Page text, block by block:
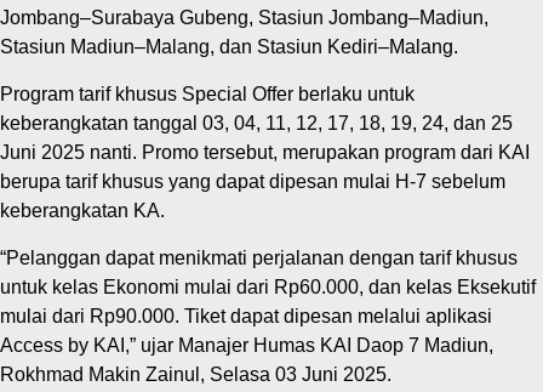
Jombang–Surabaya Gubeng, Stasiun Jombang–Madiun,
Stasiun Madiun–Malang, dan Stasiun Kediri–Malang.
Program tarif khusus Special Offer berlaku untuk
keberangkatan tanggal 03, 04, 11, 12, 17, 18, 19, 24, dan 25
Juni 2025 nanti. Promo tersebut, merupakan program dari KAI
berupa tarif khusus yang dapat dipesan mulai H-7 sebelum
keberangkatan KA.
“Pelanggan dapat menikmati perjalanan dengan tarif khusus
untuk kelas Ekonomi mulai dari Rp60.000, dan kelas Eksekutif
mulai dari Rp90.000. Tiket dapat dipesan melalui aplikasi
Access by KAI,” ujar Manajer Humas KAI Daop 7 Madiun,
Rokhmad Makin Zainul, Selasa 03 Juni 2025.